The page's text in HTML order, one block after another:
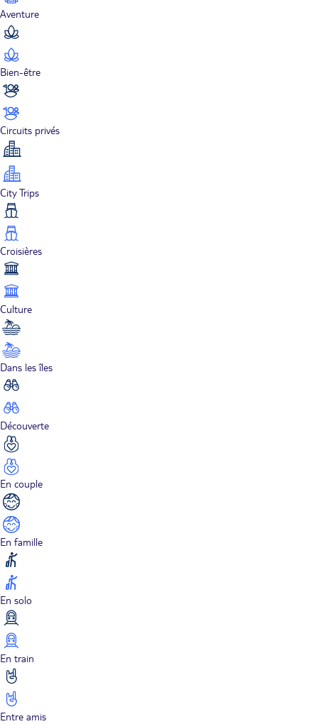
Aventure
Bien-être
Circuits privés
City Trips
Croisières
Culture
Dans les îles
Découverte
En couple
En famille
En solo
En train
Entre amis